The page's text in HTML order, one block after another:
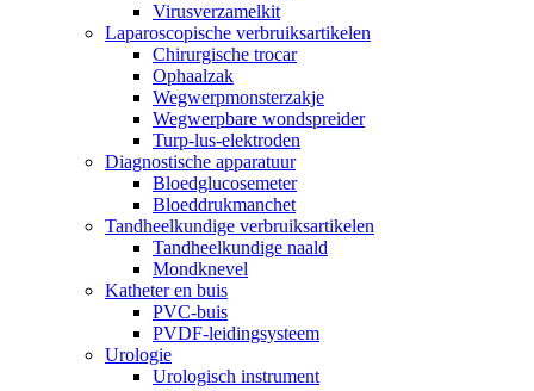
Virusverzamelkit
Laparoscopische verbruiksartikelen
Chirurgische trocar
Ophaalzak
Wegwerpmonsterzakje
Wegwerpbare wondspreider
Turp-lus-elektroden
Diagnostische apparatuur
Bloedglucosemeter
Bloeddrukmanchet
Tandheelkundige verbruiksartikelen
Tandheelkundige naald
Mondknevel
Katheter en buis
PVC-buis
PVDF-leidingsysteem
Urologie
Urologisch instrument